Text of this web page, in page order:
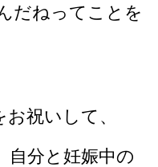
だねってことを
祝いして、
自分と妊娠中の